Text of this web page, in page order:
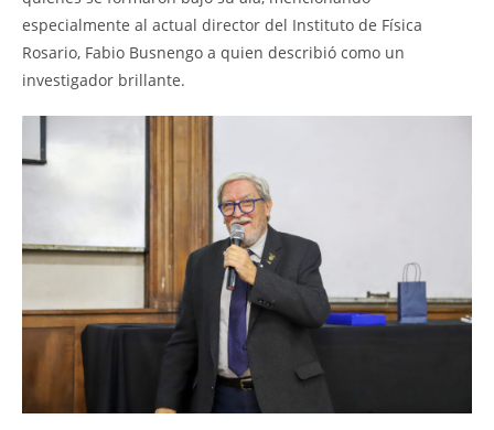
especialmente al actual director del Instituto de Física
Rosario, Fabio Busnengo a quien describió como un
investigador brillante.